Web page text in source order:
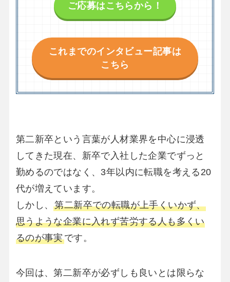
ご応募はこちらから！
これまでのインタビュー記事は
こちら
第二新卒という言葉が人材業界を中心に浸透
してきた現在、新卒で入社した企業でずっと
勤めるのではなく、3年以内に転職を考える20
代が増えています。
しかし、第二新卒での転職が上手くいかず、
思うような企業に入れず苦労する人も多くい
るのが事実です。
今回は、第二新卒が必ずしも良いとは限らな